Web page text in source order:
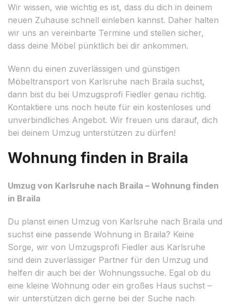
Wir wissen, wie wichtig es ist, dass du dich in deinem
neuen Zuhause schnell einleben kannst. Daher halten
wir uns an vereinbarte Termine und stellen sicher,
dass deine Möbel pünktlich bei dir ankommen.
Wenn du einen zuverlässigen und günstigen
Möbeltransport von Karlsruhe nach Braila suchst,
dann bist du bei Umzugsprofi Fiedler genau richtig.
Kontaktiere uns noch heute für ein kostenloses und
unverbindliches Angebot. Wir freuen uns darauf, dich
bei deinem Umzug unterstützen zu dürfen!
Wohnung finden in Braila
Umzug von Karlsruhe nach Braila – Wohnung finden
in Braila
Du planst einen Umzug von Karlsruhe nach Braila und
suchst eine passende Wohnung in Braila? Keine
Sorge, wir von Umzugsprofi Fiedler aus Karlsruhe
sind dein zuverlässiger Partner für den Umzug und
helfen dir auch bei der Wohnungssuche. Egal ob du
eine kleine Wohnung oder ein großes Haus suchst –
wir unterstützen dich gerne bei der Suche nach